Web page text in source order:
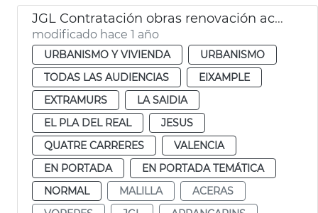
JGL Contratación obras renovación aceras València
modificado hace 1 año
URBANISMO Y VIVIENDA
URBANISMO
TODAS LAS AUDIENCIAS
EIXAMPLE
EXTRAMURS
LA SAIDIA
EL PLA DEL REAL
JESUS
QUATRE CARRERES
VALENCIA
EN PORTADA
EN PORTADA TEMÁTICA
NORMAL
MALILLA
ACERAS